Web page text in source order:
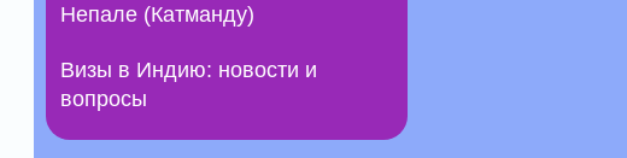
Непале (Катманду)
Визы в Индию: новости и
вопросы